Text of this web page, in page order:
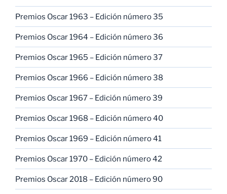
Premios Oscar 1963 – Edición número 35
Premios Oscar 1964 – Edición número 36
Premios Oscar 1965 – Edición número 37
Premios Oscar 1966 – Edición número 38
Premios Oscar 1967 – Edición número 39
Premios Oscar 1968 – Edición número 40
Premios Oscar 1969 – Edición número 41
Premios Oscar 1970 – Edición número 42
Premios Oscar 2018 – Edición número 90